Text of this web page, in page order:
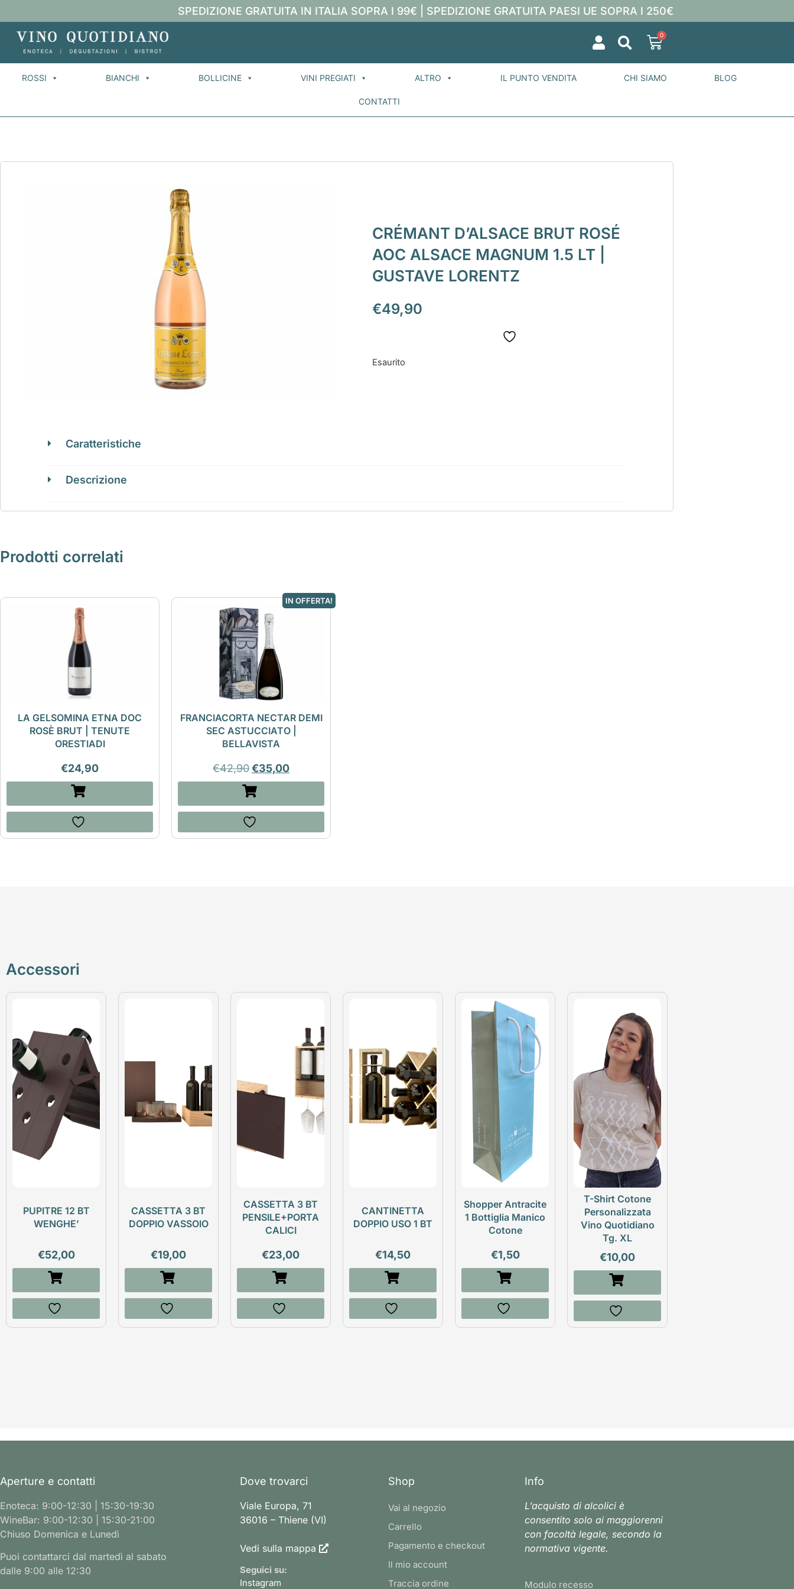
SPEDIZIONE GRATUITA IN ITALIA SOPRA I 99€ | SPEDIZIONE GRATUITA PAESI UE SOPRA I 250€
0
ROSSI BIANCHI BOLLICINE VINI PREGIATI ALTRO IL PUNTO VENDITA CHI SIAMO BLOG
CONTATTI
CRÉMANT D’ALSACE BRUT ROSÉ
AOC ALSACE MAGNUM 1.5 LT |
GUSTAVE LORENTZ
€49,90
Esaurito
Caratteristiche
Descrizione
Prodotti correlati
LA GELSOMINA ETNA DOC
ROSÈ BRUT | TENUTE
ORESTIADI
€24,90
IN OFFERTA!
FRANCIACORTA NECTAR DEMI
SEC ASTUCCIATO |
BELLAVISTA
€42,90€35,00
Accessori
PUPITRE 12 BT
WENGHE’
€52,00
CASSETTA 3 BT
DOPPIO VASSOIO
€19,00
CASSETTA 3 BT
PENSILE+PORTA
CALICI
€23,00
CANTINETTA
DOPPIO USO 1 BT
€14,50
Shopper Antracite
1 Bottiglia Manico
Cotone
€1,50
T-Shirt Cotone
Personalizzata
Vino Quotidiano
Tg. XL
€10,00
Aperture e contatti
Enoteca: 9:00-12:30 | 15:30-19:30
WineBar: 9:00-12:30 | 15:30-21:00
Chiuso Domenica e Lunedì
Puoi contattarci dal martedì al sabato
dalle 9:00 alle 12:30
Dove trovarci
Viale Europa, 71
36016 – Thiene (VI)
Vedi sulla mappa
Seguici su:
Instagram
Shop
Vai al negozio
Carrello
Pagamento e checkout
Il mio account
Traccia ordine
Info
L’acquisto di alcolici è
consentito solo ai maggiorenni
con facoltà legale, secondo la
normativa vigente.
Modulo recesso